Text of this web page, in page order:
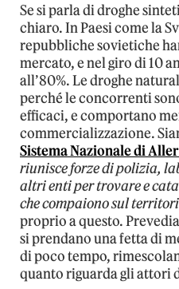
Se si parla di droghe
chiaro. In Paesi come la
repubbliche sovietiche
mercato, e nel giro di 10
all’80%. Le droghe
perché le concorrenti
efficaci, e comportano
commercializzazione.
Sistema Nazionale di
riunisce forze di polizia,
altri enti per trovare e
che compaiono sul
proprio a questo.
si prendano una fetta di
di poco tempo,
quanto riguarda gli attori